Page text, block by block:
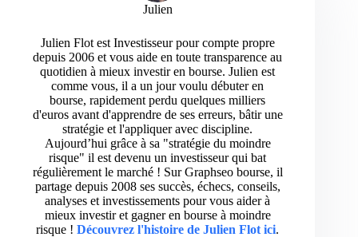
Julien
Julien Flot est Investisseur pour compte propre
depuis 2006 et vous aide en toute transparence au
quotidien à mieux investir en bourse. Julien est
comme vous, il a un jour voulu débuter en
bourse, rapidement perdu quelques milliers
d'euros avant d'apprendre de ses erreurs, bâtir une
stratégie et l'appliquer avec discipline.
Aujourd’hui grâce à sa "stratégie du moindre
risque" il est devenu un investisseur qui bat
régulièrement le marché ! Sur Graphseo bourse, il
partage depuis 2008 ses succès, échecs, conseils,
analyses et investissements pour vous aider à
mieux investir et gagner en bourse à moindre
risque ! Découvrez l'histoire de Julien Flot ici.